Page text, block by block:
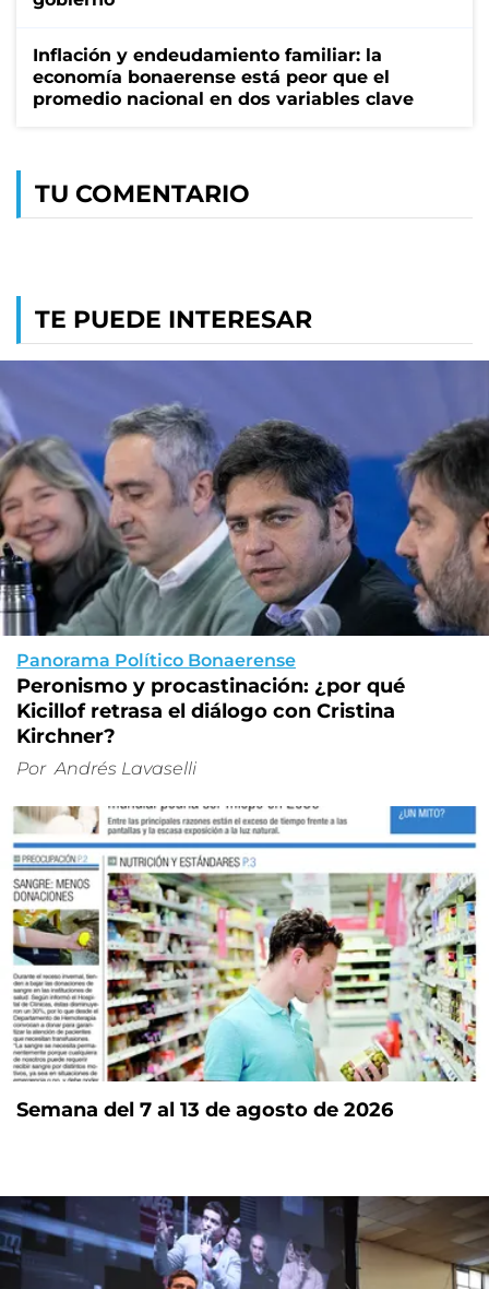
Inflación y endeudamiento familiar: la
economía bonaerense está peor que el
promedio nacional en dos variables clave
TU COMENTARIO
TE PUEDE INTERESAR
Panorama Político Bonaerense
Peronismo y procastinación: ¿por qué
Kicillof retrasa el diálogo con Cristina
Kirchner?
Por Andrés Lavaselli
Semana del 7 al 13 de agosto de 2026